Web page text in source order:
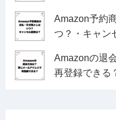
Amazon予約
つ？・キャン
Amazonの退
再登録できる